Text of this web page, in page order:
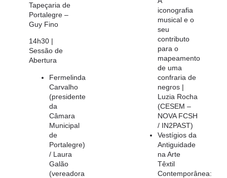
Tapeçaria de
Portalegre –
Guy Fino
14h30 |
Sessão de
Abertura
Fermelinda
Carvalho
(presidente
da
Câmara
Municipal
de
Portalegre)
/ Laura
Galão
(vereadora
iconografia
musical e o
seu
contributo
para o
mapeamento
de uma
confraria de
negros |
Luzia Rocha
(CESEM –
NOVA FCSH
/ IN2PAST)
Vestígios da
Antiguidade
na Arte
Têxtil
Contemporânea: